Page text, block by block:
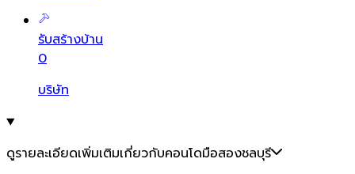
รับสร้างบ้าน
0
บริษัท
ดูรายละเอียดเพิ่มเติมเกี่ยวกับคอนโดมือสองชลบุรี